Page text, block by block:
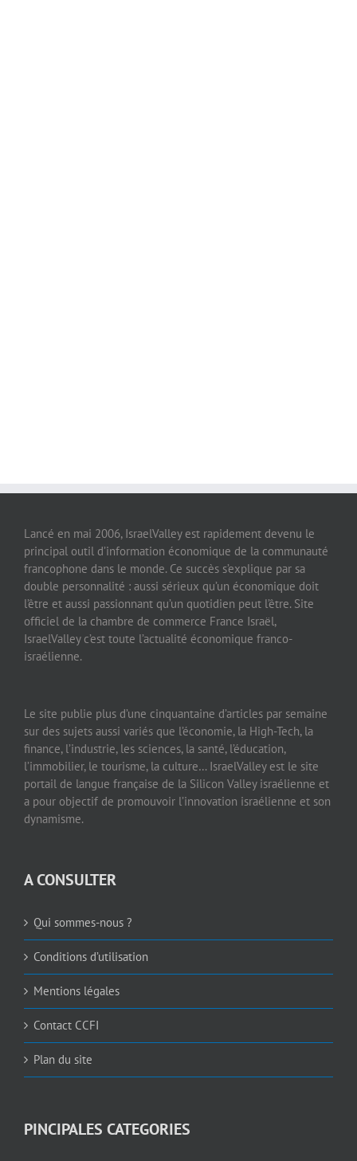
Lancé en mai 2006, IsraelValley est rapidement devenu le
principal outil d’information économique de la communauté
francophone dans le monde. Ce succès s’explique par sa
double personnalité : aussi sérieux qu’un économique doit
l’être et aussi passionnant qu’un quotidien peut l’être. Site
officiel de la chambre de commerce France Israël,
IsraelValley c’est toute l’actualité économique franco-
israélienne.
Le site publie plus d’une cinquantaine d’articles par semaine
sur des sujets aussi variés que l’économie, la High-Tech, la
finance, l’industrie, les sciences, la santé, l’éducation,
l’immobilier, le tourisme, la culture… IsraelValley est le site
portail de langue française de la Silicon Valley israélienne et
a pour objectif de promouvoir l’innovation israélienne et son
dynamisme.
A CONSULTER
Qui sommes-nous ?
Conditions d’utilisation
Mentions légales
Contact CCFI
Plan du site
PINCIPALES CATEGORIES